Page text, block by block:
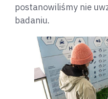
postanowiliśmy nie
badaniu.